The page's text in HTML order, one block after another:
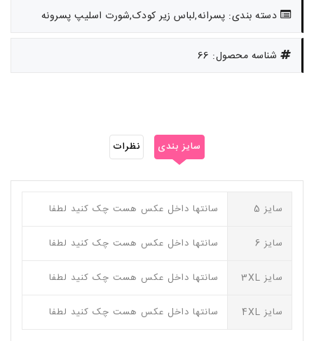
دسته بندی: پسرانه,لباس زیر کودک,شورت اسلیپ پسرونه
شناسه محصول: 66
سایز بندی نظرات
سایز 5 سانتها داخل عکس هست چک کنید لطفا
سایز 6 سانتها داخل عکس هست چک کنید لطفا
سایز 3XL سانتها داخل عکس هست چک کنید لطفا
سایز 4XL سانتها داخل عکس هست چک کنید لطفا